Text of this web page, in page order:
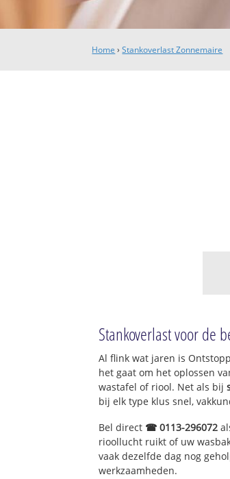
Home ›Stankoverlast Zonnemaire
Stankoverlast voor de
Al flink wat jaren is
het gaat om het oplossen
wastafel of riool. Net als bij
bij elk type klus snel,
Bel direct ☎ 0113-296072
rioollucht ruikt of uw
vaak dezelfde dag nog
werkzaamheden.